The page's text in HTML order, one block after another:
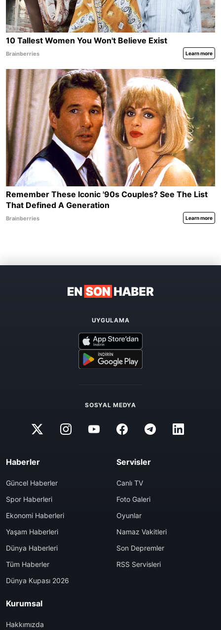
UYGULAMA
SOSYAL MEDYA
Haberler
Güncel Haberler
Spor Haberleri
Ekonomi Haberleri
Yaşam Haberleri
Dünya Haberleri
Tüm Haberler
Dünya Kupası 2026
Servisler
Canlı TV
Foto Galeri
Oyunlar
Namaz Vakitleri
Son Depremler
RSS Servisleri
Kurumsal
Hakkımızda